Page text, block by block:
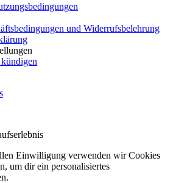
und Widerrufsbelehrung
Einwilligung verwenden wir Cookies
um dir ein personalisiertes